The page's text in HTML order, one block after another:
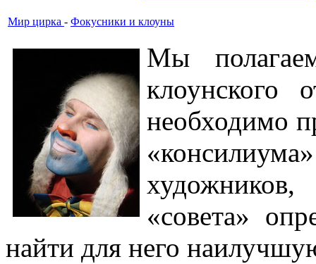
Мир цирка - Фокусники и клоуны
Мы
клоунского
необходимо
«совета»
найти для него